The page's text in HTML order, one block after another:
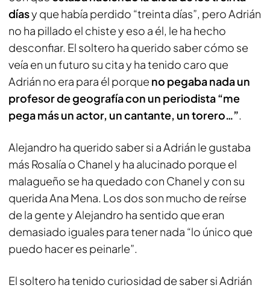
díasy que había perdido “treinta días”, pero Adrián
no ha pillado el chiste y eso a él, le ha hecho
desconfiar. El soltero ha querido saber cómo se
veía en un futuro su cita y ha tenido caro que
Adrián no era para él porque no pegaba nada un
profesor de geografía con un periodista “me
pega más un actor, un cantante, un torero…”.
Alejandro ha querido saber si a Adrián le gustaba
más Rosalía o Chanel y ha alucinado porque el
malagueño se ha quedado con Chanel y con su
querida Ana Mena. Los dos son mucho de reírse
de la gente y Alejandro ha sentido que eran
demasiado iguales para tener nada “lo único que
puedo hacer es peinarle”.
El soltero ha tenido curiosidad de saber si Adrián